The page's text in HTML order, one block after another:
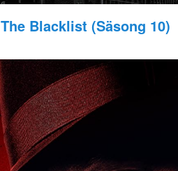
The Blacklist (Säsong 10)